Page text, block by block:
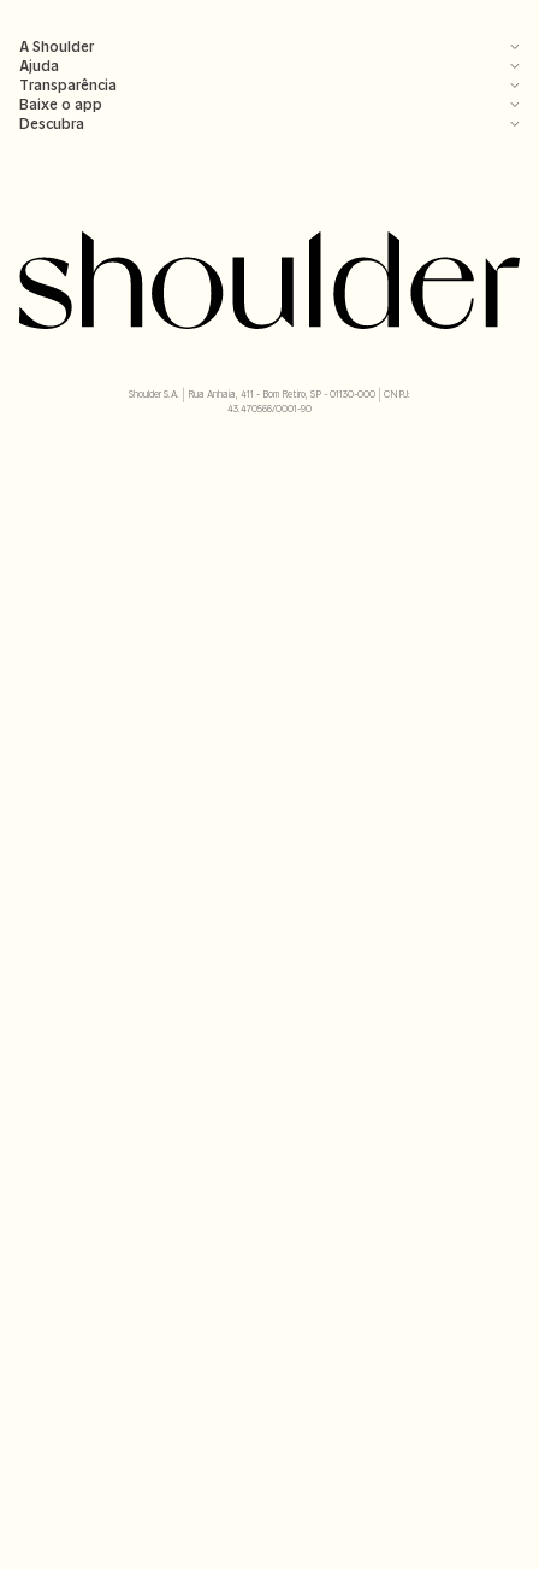
A Shoulder
Ajuda
Transparência
Baixe o app
Descubra
Shoulder S.A. | Rua Anhaia, 411 - Bom Retiro, SP - 01130-000 | CNPJ:
43.470566/0001-90